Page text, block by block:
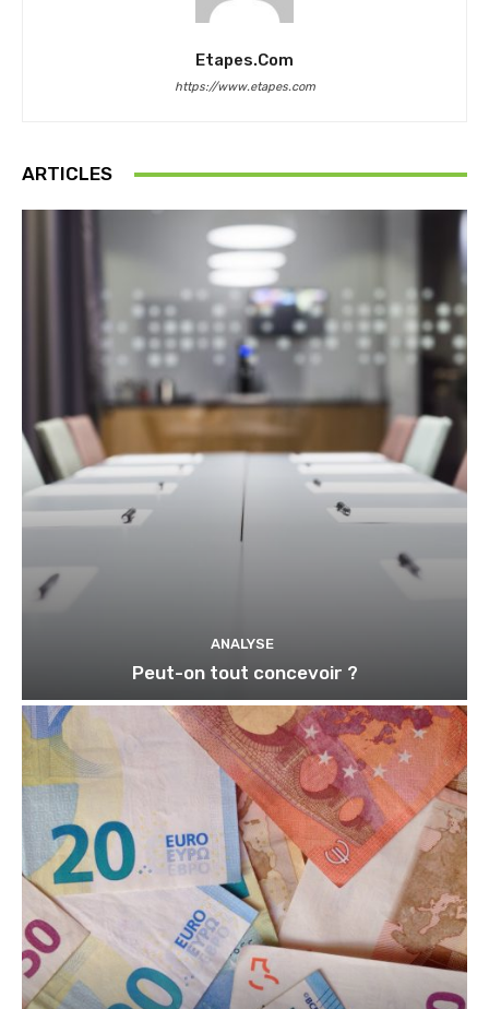
Etapes.com
https://www.etapes.com
ARTICLES
ANALYSE
Peut-on tout concevoir ?